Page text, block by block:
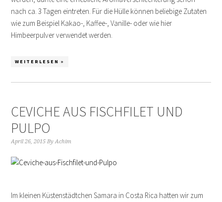
nach ca. 3 Tagen eintreten. Für die Hülle können beliebige Zutaten
wie zum Beispiel Kakao-, Kaffee-, Vanille- oder wie hier
Himbeerpulver verwendet werden.
WEITERLESEN »
CEVICHE AUS FISCHFILET UND
PULPO
April 26, 2015 ByAchim
Im kleinen Küstenstädtchen Samara in Costa Rica hatten wir zum